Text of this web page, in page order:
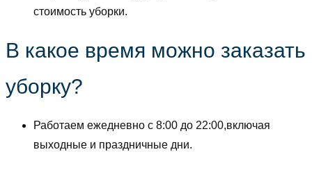
стоимость уборки.
В какое время можно заказать
уборку?
Работаем ежедневно с 8:00 до 22:00,включая
выходные и праздничные дни.